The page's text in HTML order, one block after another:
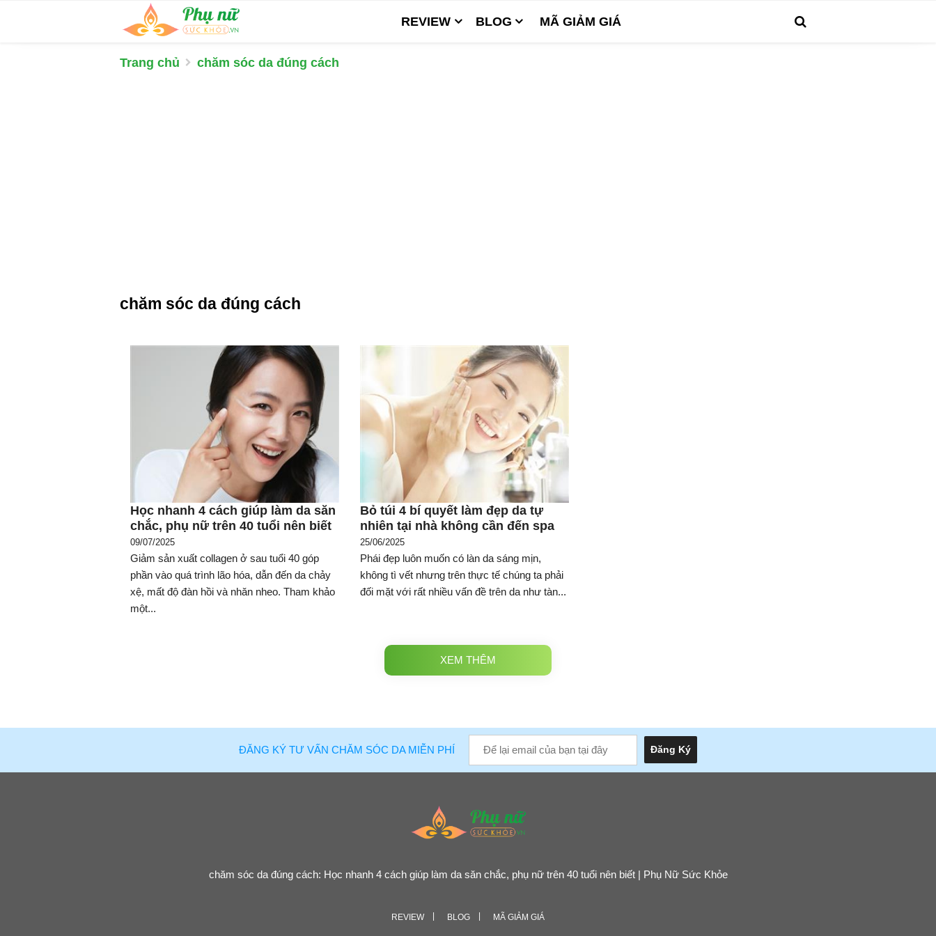
REVIEW BLOG MÃ GIẢM GIÁ
Trang chủ chăm sóc da đúng cách
chăm sóc da đúng cách
Học nhanh 4 cách giúp làm da săn
chắc, phụ nữ trên 40 tuổi nên biết
09/07/2025
Giảm sản xuất collagen ở sau tuổi 40 góp
phần vào quá trình lão hóa, dẫn đến da chảy
xệ, mất độ đàn hồi và nhăn nheo. Tham khảo
một...
Bỏ túi 4 bí quyết làm đẹp da tự
nhiên tại nhà không cần đến spa
25/06/2025
Phái đẹp luôn muốn có làn da sáng mịn,
không tì vết nhưng trên thực tế chúng ta phải
đối mặt với rất nhiều vấn đề trên da như tàn...
XEM THÊM
ĐĂNG KÝ TƯ VẤN CHĂM SÓC DA MIỄN PHÍ
chăm sóc da đúng cách: Học nhanh 4 cách giúp làm da săn chắc, phụ nữ trên 40 tuổi nên biết | Phụ Nữ Sức Khỏe
REVIEW BLOG MÃ GIẢM GIÁ